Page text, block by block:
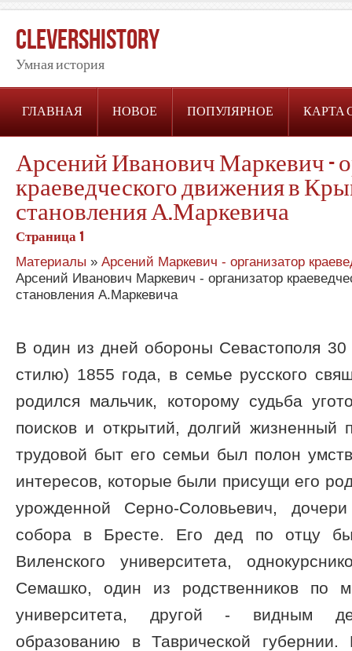
CleversHistory
Умная история
ГЛАВНАЯ НОВОЕ ПОПУЛЯРНОЕ КАРТА
Арсений Иванович Маркевич -
краеведческого движения в
становления А.Маркевича
Страница 1
Материалы » Арсений Маркевич - организатор
Арсений Иванович Маркевич - организатор
становления А.Маркевича
В один из дней обороны Севастополя
стилю) 1855 года, в семье русского
родился мальчик, которому судьба
поисков и открытий, долгий жизненный
трудовой быт его семьи был полон
интересов, которые были присущи его
урожденной Серно-Соловьевич,
собора в Бресте. Его дед по отцу
Виленского университета,
Семашко, один из родственников по
университета, другой - видным
образованию в Таврической